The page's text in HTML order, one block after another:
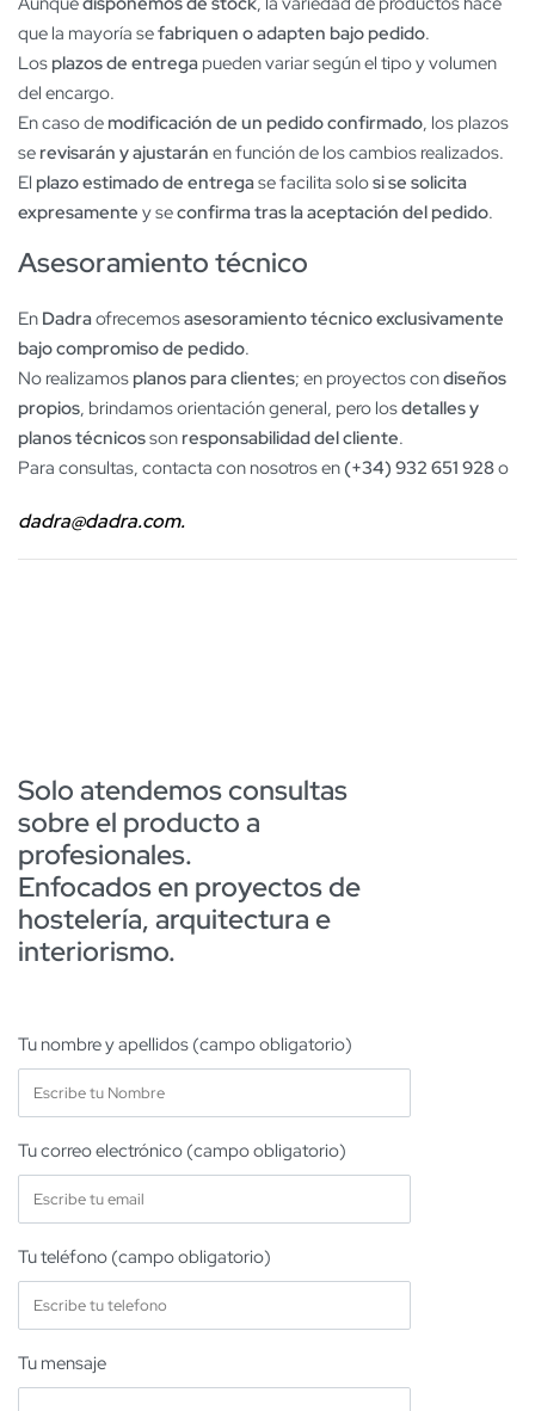
que la mayoría sefabriquen o adapten bajo pedido.
Los plazos de entrega pueden variar según el tipo y volumen
del encargo.
En caso de modificación de un pedido confirmado, los plazos
se revisarán y ajustarán en función de los cambios realizados.
El plazo estimado de entregase facilita solosi se solicita
expresamente y seconfirma tras la aceptación del pedido.
Asesoramiento técnico
En Dadraofrecemosasesoramiento técnico exclusivamente
bajo compromiso de pedido.
No realizamos planos para clientes; en proyectos condiseños
propios, brindamos orientación general, pero losdetalles y
planos técnicosson responsabilidad del cliente.
Para consultas, contacta con nosotros en (+34) 932 651 928o
dadra@dadra.com.
Solo atendemos consultas
sobre el producto a
profesionales.
Enfocados en proyectos de
hostelería, arquitectura e
interiorismo.
Tu nombre y apellidos (campo obligatorio)
Tu correo electrónico (campo obligatorio)
Tu teléfono (campo obligatorio)
Tu mensaje